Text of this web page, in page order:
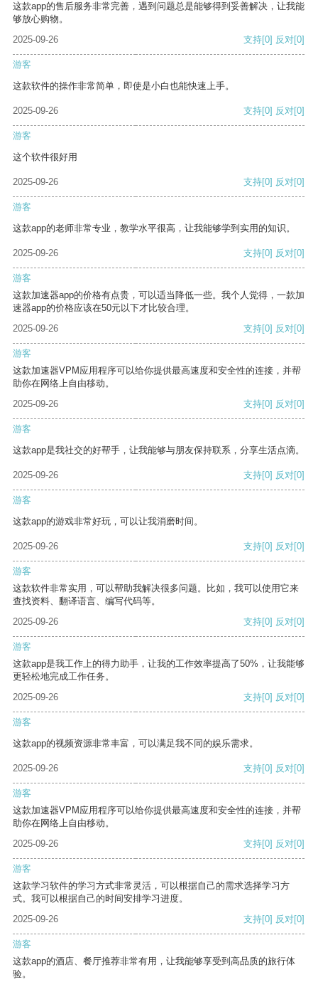
这款app的售后服务非常完善，遇到问题总是能够得到妥善解决，让我能
够放心购物。
2025-09-26
支持[0] 反对[0]
游客
这款软件的操作非常简单，即使是小白也能快速上手。
2025-09-26 支持[0] 反对[0]
游客
这个软件很好用
2025-09-26 支持[0] 反对[0]
游客
这款app的老师非常专业，教学水平很高，让我能够学到实用的知识。
2025-09-26 支持[0] 反对[0]
游客
这款加速器app的价格有点贵，可以适当降低一些。我个人觉得，一款加
速器app的价格应该在50元以下才比较合理。
2025-09-26
支持[0] 反对[0]
游客
这款加速器VPM应用程序可以给你提供最高速度和安全性的连接，并帮
助你在网络上自由移动。
2025-09-26
支持[0] 反对[0]
游客
这款app是我社交的好帮手，让我能够与朋友保持联系，分享生活点滴。
2025-09-26 支持[0] 反对[0]
游客
这款app的游戏非常好玩，可以让我消磨时间。
2025-09-26 支持[0] 反对[0]
游客
这款软件非常实用，可以帮助我解决很多问题。比如，我可以使用它来
查找资料、翻译语言、编写代码等。
2025-09-26
支持[0] 反对[0]
游客
这款app是我工作上的得力助手，让我的工作效率提高了50%，让我能够
更轻松地完成工作任务。
2025-09-26
支持[0] 反对[0]
游客
这款app的视频资源非常丰富，可以满足我不同的娱乐需求。
2025-09-26 支持[0] 反对[0]
游客
这款加速器VPM应用程序可以给你提供最高速度和安全性的连接，并帮
助你在网络上自由移动。
2025-09-26
支持[0] 反对[0]
游客
这款学习软件的学习方式非常灵活，可以根据自己的需求选择学习方
式。我可以根据自己的时间安排学习进度。
2025-09-26
支持[0] 反对[0]
游客
这款app的酒店、餐厅推荐非常有用，让我能够享受到高品质的旅行体
验。